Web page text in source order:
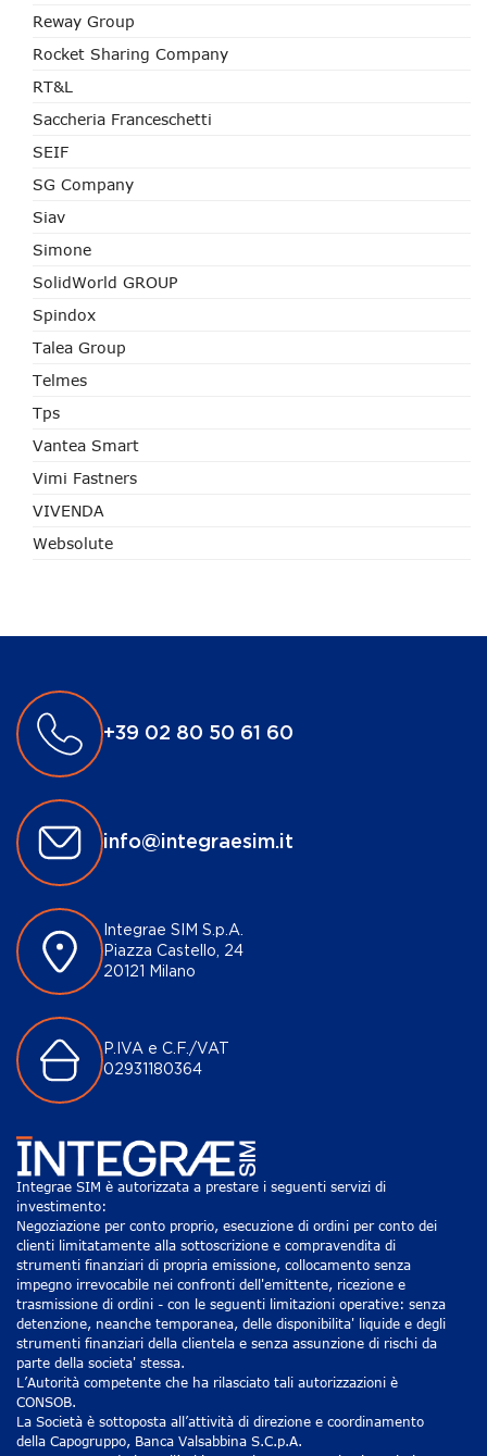
Reway Group
Rocket Sharing Company
RT&L
Saccheria Franceschetti
SEIF
SG Company
Siav
Simone
SolidWorld GROUP
Spindox
Talea Group
Telmes
Tps
Vantea Smart
Vimi Fastners
VIVENDA
Websolute
+39 02 80 50 61 60
info@integraesim.it
Integrae SIM S.p.A.
Piazza Castello, 24
20121 Milano
P.IVA e C.F./VAT
02931180364
Integrae SIM è autorizzata a prestare i seguenti servizi di
investimento:
Negoziazione per conto proprio, esecuzione di ordini per conto dei
clienti limitatamente alla sottoscrizione e compravendita di
strumenti finanziari di propria emissione, collocamento senza
impegno irrevocabile nei confronti dell'emittente, ricezione e
trasmissione di ordini - con le seguenti limitazioni operative: senza
detenzione, neanche temporanea, delle disponibilita' liquide e degli
strumenti finanziari della clientela e senza assunzione di rischi da
parte della societa' stessa.
L’Autorità competente che ha rilasciato tali autorizzazioni è
CONSOB.
La Società è sottoposta all’attività di direzione e coordinamento
della Capogruppo, Banca Valsabbina S.C.p.A.